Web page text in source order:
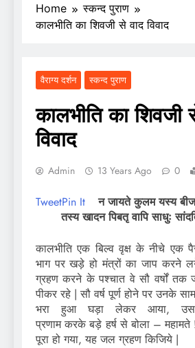
Home
स्कन्द पुराण
कालभीति का शिवजी से वाद विवाद
वैराग्य दर्शन स्कन्द पुराण
कालभीति का शिवजी
विवाद
Admin 13 Years Ago 0
TweetPin It
न जायते कुलम यस्य
तस्य खादन पिबतृ वापि साधुः
कालभीति एक बिल्व वृक्ष के नीचे
भाग पर खड़े हो मंत्रों का जाप करने
ग्रहण करने के पश्चात वे सौ वर्षों
पीकर रहे | सौ वर्ष पूर्ण होने पर उनके
भरा हुआ घड़ा लेकर आया,
प्रणाम करके बड़े हर्ष से बोला –
पूरा हो गया, यह जल ग्रहण किजिये |